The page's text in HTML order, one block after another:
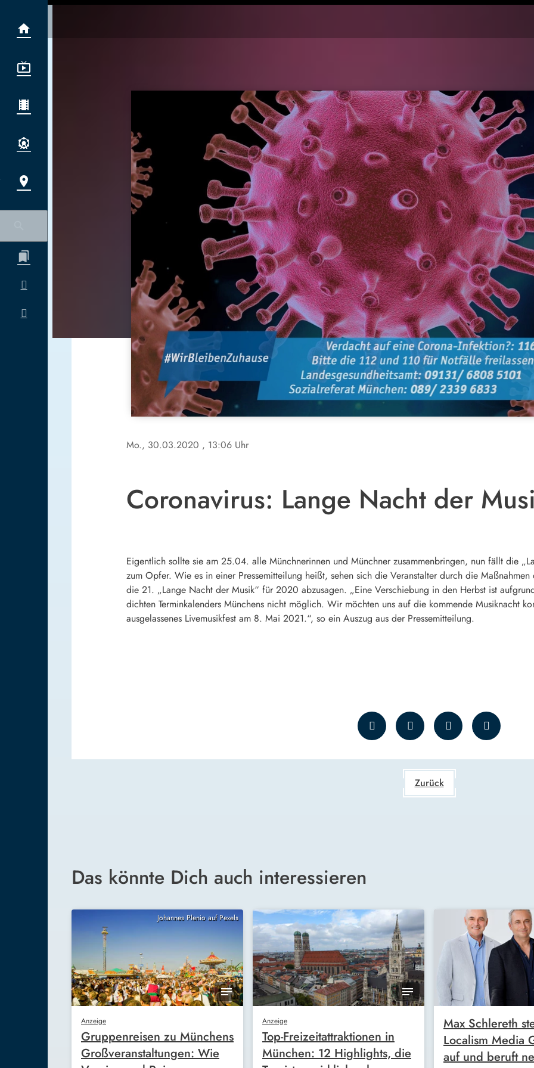
Mo., 30.03.2020 , 13:06 Uhr
Coronavirus: Lange Nacht der
Eigentlich sollte sie am 25.04. alle Münchnerinnen und Münchner zusammenbringen, nun fällt die
zum Opfer. Wie es in einer Pressemitteilung heißt, sehen sich die Veranstalter durch die
die 21. „Lange Nacht der Musik“ für 2020 abzusagen. „Eine Verschiebung in den Herbst ist
dichten Terminkalenders Münchens nicht möglich. Wir möchten uns auf die kommende Musiknacht
ausgelassenes Livemusikfest am 8. Mai 2021.“, so ein Auszug aus der Pressemitteilung.
Zurück
Das könnte Dich auch interessieren
Johannes Plenio auf Pexels
Anzeige
Gruppenreisen zu Münchens
Großveranstaltungen: Wie
Anzeige
Top-Freizeitattraktionen in
München: 12 Highlights, die
Max Schlereth
Localism Media
auf und beruft